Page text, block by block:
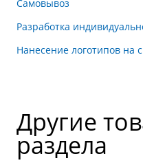
Самовывоз
Разработка
Нанесение логотипов на
Другие
раздела